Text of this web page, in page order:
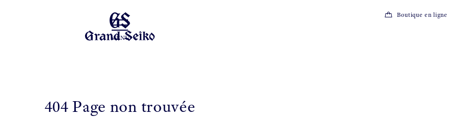
MENU
Boutique en ligne
404 Page non trouvée